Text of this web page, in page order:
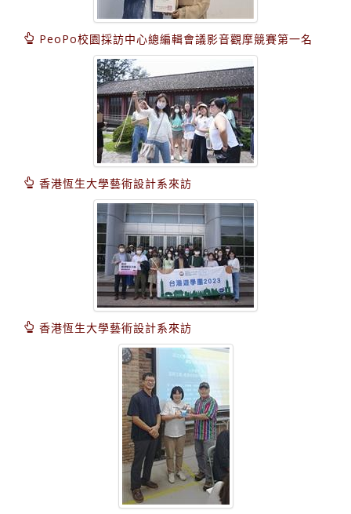
PeoPo校園採訪中心總編輯會議影音觀摩競賽第一名
香港恆生大學藝術設計系來訪
香港恆生大學藝術設計系來訪